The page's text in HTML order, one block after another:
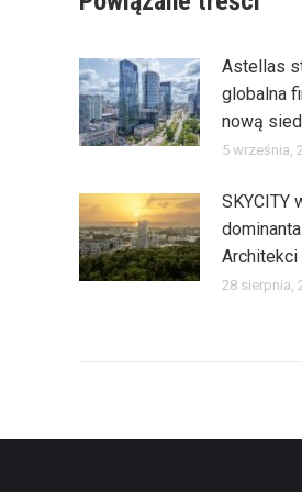
Astellas
globalna
nową
5 września,
SKYCITY
Architekci
28 sierpnia,